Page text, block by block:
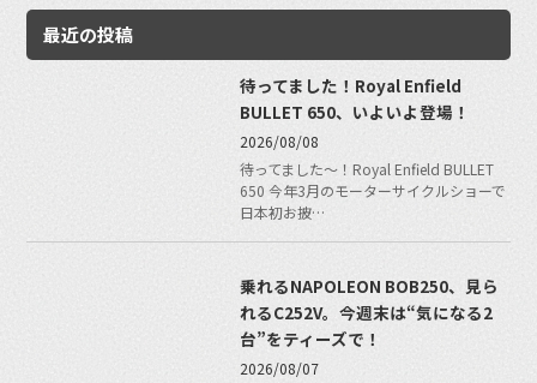
最近の投稿
待ってました！Royal Enfield
BULLET 650、いよいよ登場！
2026/08/08
待ってました〜！Royal Enfield BULLET
650 今年3月のモーターサイクルショーで
日本初お披…
乗れるNAPOLEON BOB250、見ら
れるC252V。今週末は“気になる2
台”をティーズで！
2026/08/07